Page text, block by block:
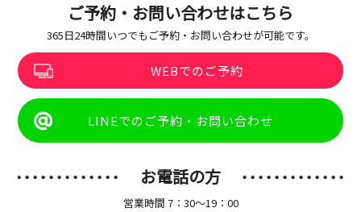
ご予約・お問い合わせはこちら
365日24時間いつでもご予約・お問い合わせが可能です。
WEBでのご予約
LINEでのご予約・お問い合わせ
お電話の方
営業時間 7：30〜19：00